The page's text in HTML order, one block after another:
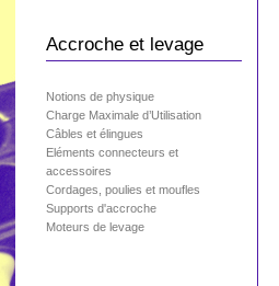
Accroche et levage
Notions de physique
Charge Maximale d’Utilisation
Câbles et élingues
Eléments connecteurs et
accessoires
Cordages, poulies et moufles
Supports d'accroche
Moteurs de levage